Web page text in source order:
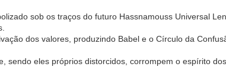
sob os traços do futuro Hassnamouss Universal
dos valores, produzindo Babel e o Círculo da
sendo eles próprios distorcidos, corrompem o espírito